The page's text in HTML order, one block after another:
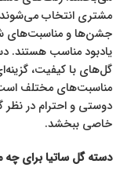
مشتری انتخاب
جشن‌ها و مناسبت‌های
یادبود مناسب هستند.
گل‌های با کیفیت،
مناسبت‌های مختلف
دوستی و احترام در نظر
خاصی ببخشد.
دسته گل ساتیا برای